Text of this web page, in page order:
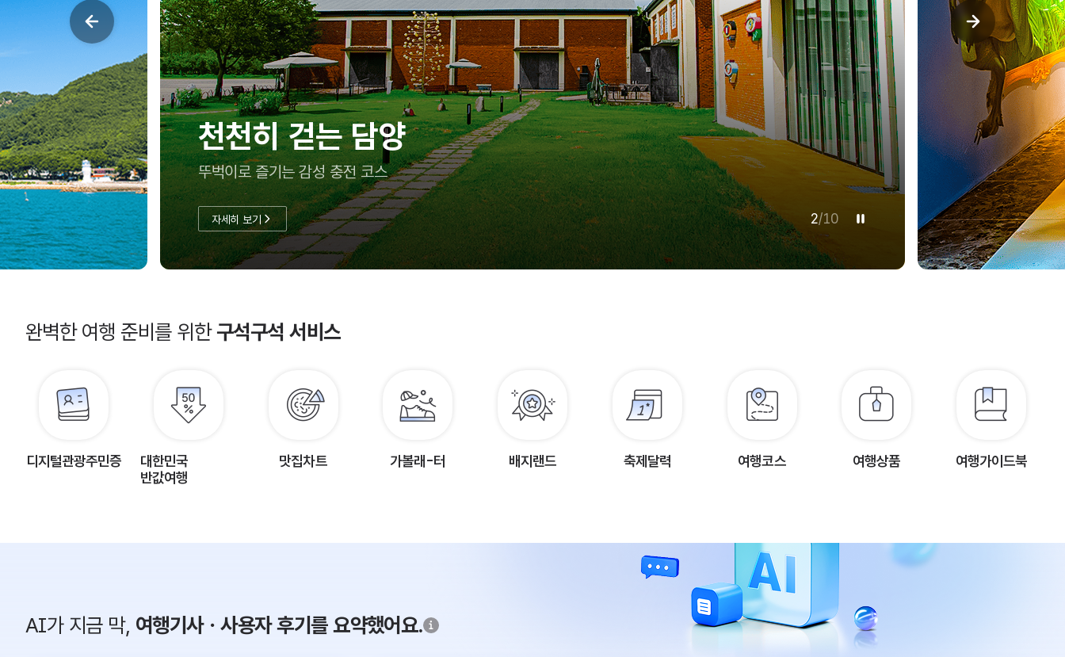
천천히 걷는 담양
뚜벅이로 즐기는 감성 충전 코스
자세히 보기 3/10
완벽한 여행 준비를 위한구석구석 서비스
디지털관광주민증
대한민국
반값여행
맛집차트 가볼래-터 배지랜드 축제달력 여행코스 여행상품 여행가이드북
AI가 지금 막, 여행기사ㆍ사용자 후기를 요약했어요.